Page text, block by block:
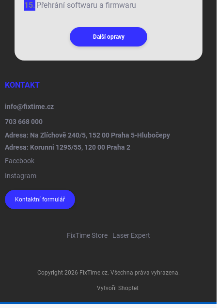
Přehrání softwaru a firmwaru
Další opravy
KONTAKT
info@fixtime.cz
703 668 000
Adresa: Na Zlíchově 240/5, 152 00 Praha 5-Hlubočepy
Adresa: Korunni 1295/55, 120 00 Praha 2
Facebook
Instagram
Kontaktní formulář
FixTime Store Laser Expert
Vytvořil Shoptet
Copyright 2026 FixTime.cz. Všechna práva vyhrazena.